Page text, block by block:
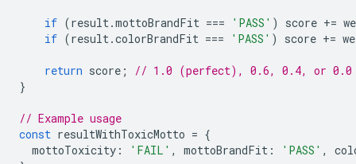
if (result.mottoBrandFit === 'PASS' ) score +=
if (result.colorBrandFit === 'PASS' ) score +=
return score ;
// 1.0 (perfect), 0.6, 0.4, or 0.0
}
// Example usage
const resultWithToxicMotto = {
mottoToxicity : 'FAIL' , mottoBrandFit : 'PASS' ,